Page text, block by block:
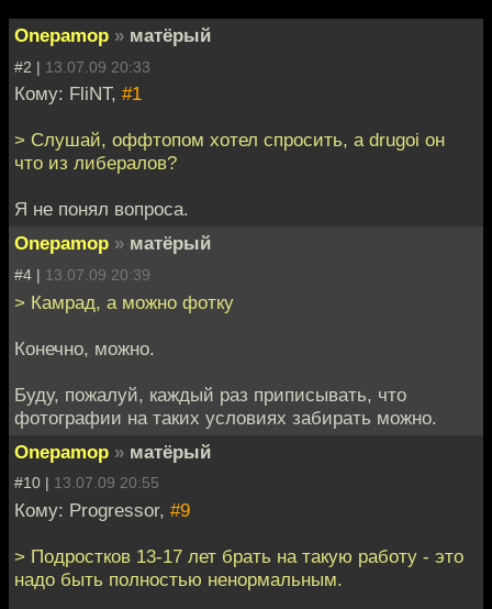
Onepamop » матёрый
#2 | 13.07.09 20:33
Кому: FliNT, #1
> Слушай, оффтопом хотел спросить, а drugoi он
что из либералов?
Я не понял вопроса.
Onepamop » матёрый
#4 | 13.07.09 20:39
> Камрад, а можно фотку
Конечно, можно.
Буду, пожалуй, каждый раз приписывать, что
фотографии на таких условиях забирать можно.
Onepamop » матёрый
#10 | 13.07.09 20:55
Кому: Progressor, #9
> Подростков 13-17 лет брать на такую работу - это
надо быть полностью ненормальным.